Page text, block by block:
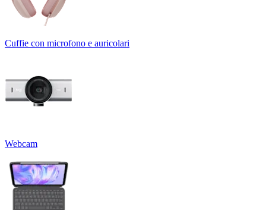
Cuffie con microfono e auricolari
Webcam